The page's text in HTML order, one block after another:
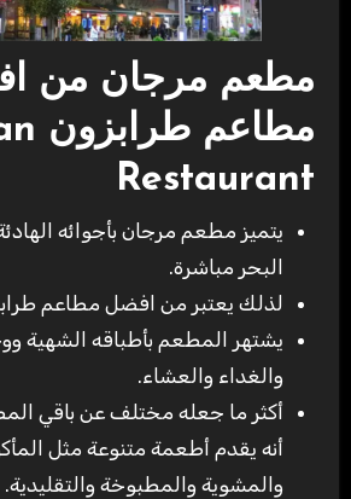
مطعم مرجان من
مطاعم طرابزون
Restaurant
يتميز مطعم مرجان بأجوائه
البحر مباشرة.
لذلك يعتبر من افضل مطاعم
يشتهر المطعم بأطباقه الشهية
والغداء والعشاء.
أكثر ما جعله مختلف عن باقي
أنه يقدم أطعمة متنوعة مثل
والمشوية والمطبوخة والتقليدية.